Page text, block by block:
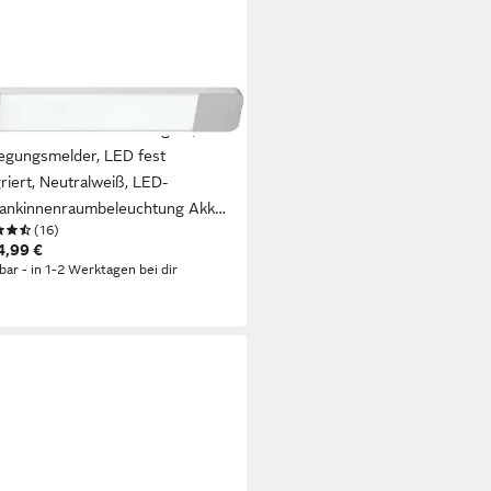
Underglow,
LED fest
Neutralweiß, LED-
Akku,
in 25 cm/40 cm/60 cm
(16)
€
- in 1-2 Werktagen bei dir